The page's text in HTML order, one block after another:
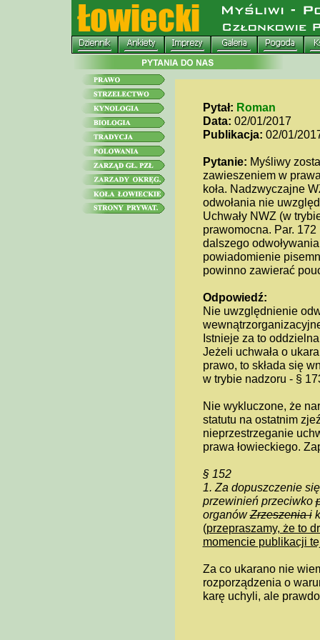
Pytał: Roman
Data: 02/01/2017
Publikacja: 02/01/
Pytanie: Myśliwy
zawieszeniem w
koła. Nadzwyczajne
odwołania nie
Uchwały NWZ (w
prawomocna. Par.
dalszego
powiadomienie
powinno zawierać
Odpowiedź:
Nie uwzględnienie
Istnieje za to
Jeżeli uchwała o
prawo, to składa się
w trybie nadzoru - §
Nie wykluczone, że
statutu na ostatnim
nieprzestrzeganie
prawa łowieckiego.
§ 152
1. Za dopuszczenie
przewinień przeciwko
organówZrzeszenia i
(przepraszamy, że to
momencie publikacji
Za co ukarano nie
rozporządzenia o
karę uchyli, ale